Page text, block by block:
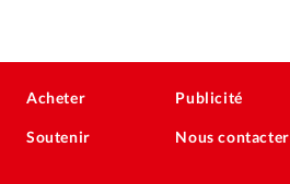
Acheter
Soutenir
Publicité
Nous contacter